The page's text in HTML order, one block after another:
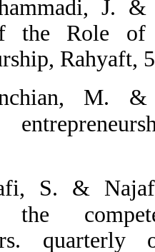
1.
Analysis of
2. 
Educational
3.  Ashrafi,
Analyzing